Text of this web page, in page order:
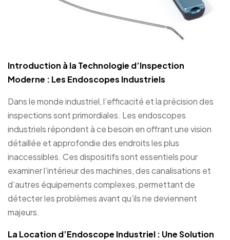
Introduction à la Technologie d’Inspection
Moderne : Les Endoscopes Industriels
Dans le monde industriel, l’efficacité et la précision des
inspections sont primordiales. Les endoscopes
industriels répondent à ce besoin en offrant une vision
détaillée et approfondie des endroits les plus
inaccessibles. Ces dispositifs sont essentiels pour
examiner l’intérieur des machines, des canalisations et
d’autres équipements complexes, permettant de
détecter les problèmes avant qu’ils ne deviennent
majeurs.
La Location d’Endoscope Industriel : Une Solution